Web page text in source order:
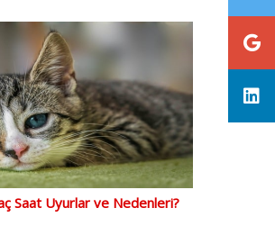
Saat Uyurlar ve Nedenleri?